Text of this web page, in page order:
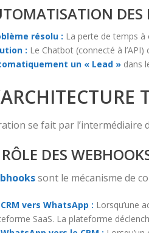
DES
résolu : La perte de temps à
: Le Chatbot (connecté à
un « Lead »dans
se fait par l’intermédiaire
DES
sont le mécanisme de
vers WhatsApp : Lorsqu’une
SaaS. La plateforme